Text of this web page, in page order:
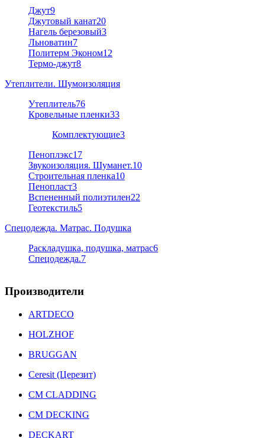
Джут9
Джутовый канат20
Нагель березовый3
Льноватин7
Политерм Эконом12
Термо-джут8
Утеплители. Шумоизоляция
Утеплитель76
Кровельные пленки33
Комплектующие3
Пеноплэкс17
Звукоизоляция. Шуманет.10
Строительная пленка10
Пенопласт3
Вспененный полиэтилен22
Геотекстиль5
Спецодежда. Матрас. Подушка
Раскладушка, подушка, матрас6
Спецодежда.7
Производители
ARTDECO
HOLZHOF
BRUGGAN
Ceresit (Церезит)
CM CLADDING
CM DECKING
DECKART